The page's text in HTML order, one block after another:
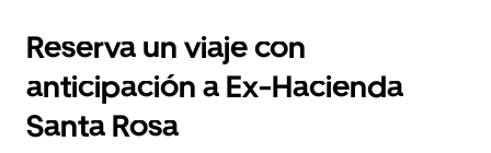
el
y
selecciona
una
Reserva un viaje con
anticipación a Ex-Hacienda
Santa Rosa